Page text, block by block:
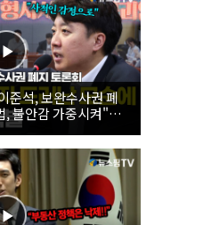
준석, 보완수사권 폐
불안감 가중시켜"｜
사권 폐지 토론회